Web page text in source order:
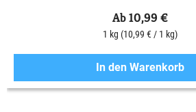
Ab 10,99 €
1 kg (10,99 € / 1 kg)
In den Warenkorb